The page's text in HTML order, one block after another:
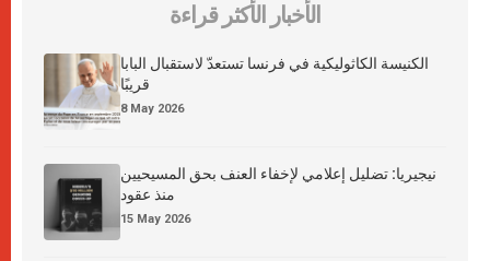
الأخبار الأكثر قراءة
الكنيسة الكاثوليكية في فرنسا تستعدّ لاستقبال البابا
قريبًا
8 May 2026
نيجيريا: تضليل إعلامي لإخفاء العنف بحق المسيحيين
منذ عقود
15 May 2026